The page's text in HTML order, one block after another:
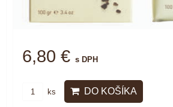
6,80 € s DPH
ks DO KOŠÍKA